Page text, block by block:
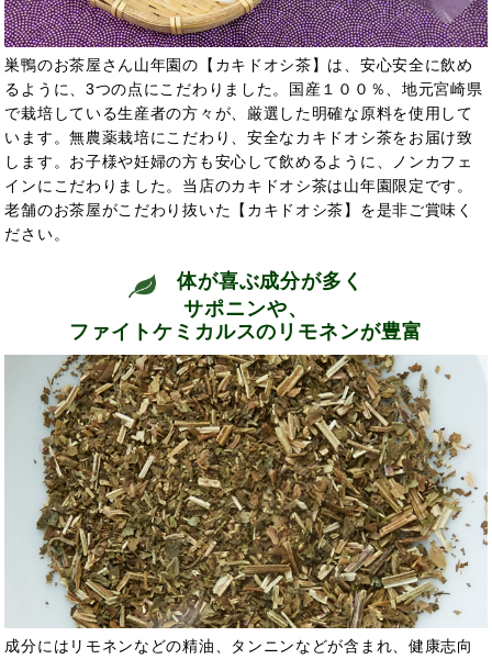
巣鴨のお茶屋さん山年園の【カキドオシ茶】は、安心安全に飲め
るように、3つの点にこだわりました。国産１００％、地元宮崎県
で栽培している生産者の方々が、厳選した明確な原料を使用して
います。無農薬栽培にこだわり、安全なカキドオシ茶をお届け致
します。お子様や妊婦の方も安心して飲めるように、ノンカフェ
インにこだわりました。当店のカキドオシ茶は山年園限定です。
老舗のお茶屋がこだわり抜いた【カキドオシ茶】を是非ご賞味く
ださい。
体が喜ぶ成分が多く
サポニンや、
ファイトケミカルスのリモネンが豊富
成分にはリモネンなどの精油、タンニンなどが含まれ、健康志向